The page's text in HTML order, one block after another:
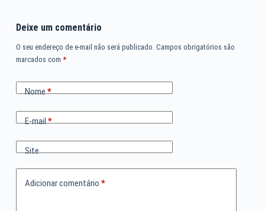
Deixe um comentário
O seu endereço de e-mail não será publicado. Campos obrigatórios são
marcados com *
Nome*
E-mail*
Site
Adicionar comentário *